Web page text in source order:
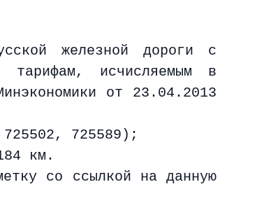
железной дороги с
тарифам, исчисляемым в
от 23.04.2013
725589);
км .
со ссылкой на данную